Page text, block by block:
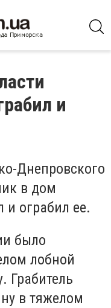
и
Днепровского
в дом
ограбил ее.
было
лобной
Грабитель
в тяжелом